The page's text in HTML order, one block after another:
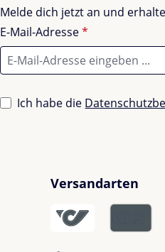
Melde dich jetzt an und
E-Mail-Adresse*
Ich habe die
Versandarten